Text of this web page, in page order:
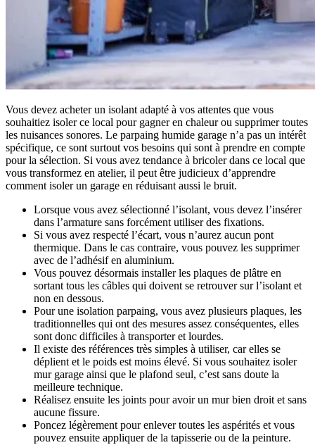
Vous devez acheter un isolant adapté à vos attentes que vous
souhaitiez isoler ce local pour gagner en chaleur ou supprimer toutes
les nuisances sonores. Le parpaing humide garage n’a pas un intérêt
spécifique, ce sont surtout vos besoins qui sont à prendre en compte
pour la sélection. Si vous avez tendance à bricoler dans ce local que
vous transformez en atelier, il peut être judicieux d’apprendre
comment isoler un garage en réduisant aussi le bruit.
Lorsque vous avez sélectionné l’isolant, vous devez l’insérer
dans l’armature sans forcément utiliser des fixations.
Si vous avez respecté l’écart, vous n’aurez aucun pont
thermique. Dans le cas contraire, vous pouvez les supprimer
avec de l’adhésif en aluminium.
Vous pouvez désormais installer les plaques de plâtre en
sortant tous les câbles qui doivent se retrouver sur l’isolant et
non en dessous.
Pour une isolation parpaing, vous avez plusieurs plaques, les
traditionnelles qui ont des mesures assez conséquentes, elles
sont donc difficiles à transporter et lourdes.
Il existe des références très simples à utiliser, car elles se
déplient et le poids est moins élevé. Si vous souhaitez isoler
mur garage ainsi que le plafond seul, c’est sans doute la
meilleure technique.
Réalisez ensuite les joints pour avoir un mur bien droit et sans
aucune fissure.
Poncez légèrement pour enlever toutes les aspérités et vous
pouvez ensuite appliquer de la tapisserie ou de la peinture.